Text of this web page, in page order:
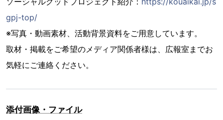
gpj-top/
※写真・動画素材、活動背景資料をご用意しています。
取材・掲載をご希望のメディア関係者様は、広報室までお
気軽にご連絡ください。
添付画像・ファイル